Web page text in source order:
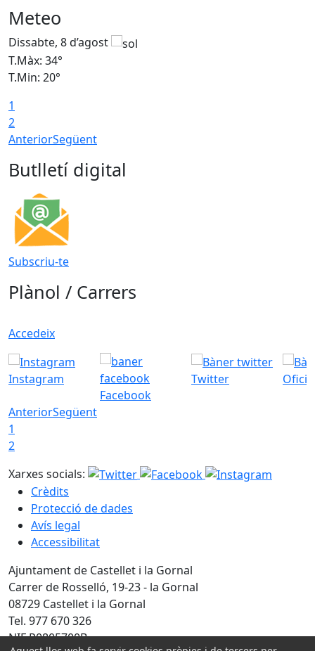
Meteo
Dissabte, 8 d’agost
T.Màx: 34°
T.Min: 20°
1
2
AnteriorSegüent
Butlletí digital
Subscriu-te
Plànol / Carrers
Accedeix
Instagram
Facebook
Twitter
AnteriorSegüent
1
2
Xarxes socials:
Crèdits
Protecció de dades
Avís legal
Accessibilitat
Ajuntament de Castellet i la Gornal
Carrer de Rosselló, 19-23 - la Gornal
08729 Castellet i la Gornal
Tel. 977 670 326
NIF P0805700B